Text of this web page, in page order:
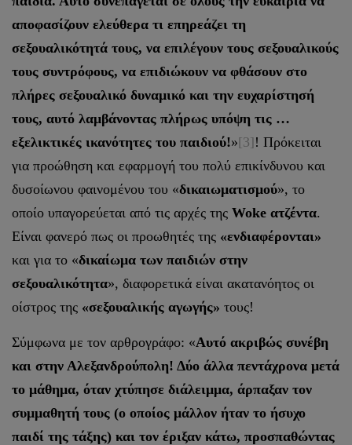
αποφασίζουν ελεύθερα τι επηρεάζει τη
σεξουαλικότητά τους, να επιλέγουν τους σεξουαλικούς
τους συντρόφους, να επιδιώκουν να φθάσουν στο
πλήρες σεξουαλικό δυναμικό και την ευχαρίστησή
τους, αυτό λαμβάνοντας πλήρως υπόψη τις …
εξελικτικές ικανότητες του παιδιού!»[3]! Πρόκειται
για προώθηση και εφαρμογή του πολύ επικίνδυνου και
δυσοίωνου φαινομένου του «δικαιωματισμού», το
οποίο υπαγορεύεται από τις αρχές της Woke ατζέντα.
Είναι φανερό πως οι προωθητές της «ενδιαφέρονται»
και για το «δικαίωμα των παιδιών στην
σεξουαλικότητα», διαφορετικά είναι ακατανόητος οι
οίστρος της «σεξουαλικής αγωγής» τους!
Σύμφωνα με τον αρθρογράφο: «Αυτό ακριβώς συνέβη
και στην Αλεξανδρούπολη! Δύο άλλα πεντάχρονα μετά
το μάθημα, όταν χτύπησε διάλειμμα, άρπαξαν τον
συμμαθητή τους (ο οποίος μάλλον ήταν το ήσυχο
παιδί της τάξης) και τον έριξαν κάτω, προσπαθώντας